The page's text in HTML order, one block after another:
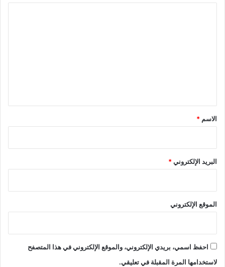
*
الاسم *
البريد الإلكتروني*
الموقع الإلكتروني
احفظ اسمي، بريدي الإلكتروني، والموقع الإلكتروني في هذا المتصفح
لاستخدامها المرة المقبلة في تعليقي.